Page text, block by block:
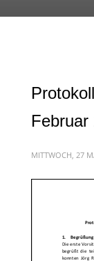
Februar
MITTWOCH, 27